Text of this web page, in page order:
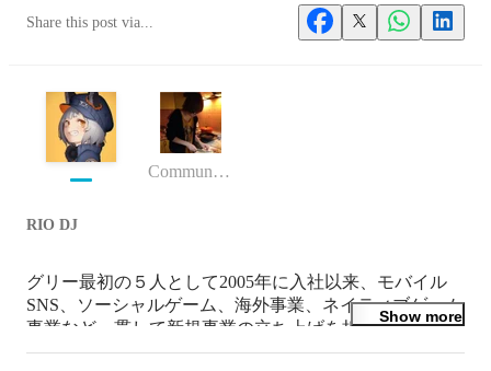
Share this post via...
Community&Service - Senior Manager
RIO DJ
グリー最初の５人として2005年に入社以来、モバイル
SNS、ソーシャルゲーム、海外事業、ネイティブゲーム
Show more